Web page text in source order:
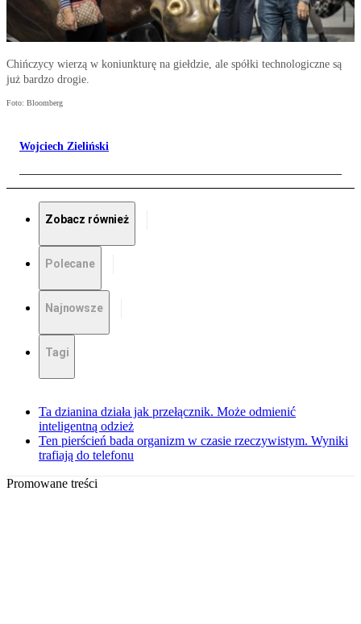
Chińczycy wierzą w koniunkturę na giełdzie, ale spółki technologiczne są
już bardzo drogie.
Foto: Bloomberg
Wojciech Zieliński
Zobacz również
Polecane
Najnowsze
Tagi
Ta dzianina działa jak przełącznik. Może odmienić
inteligentną odzież
Ten pierścień bada organizm w czasie rzeczywistym. Wyniki
trafiają do telefonu
Promowane treści